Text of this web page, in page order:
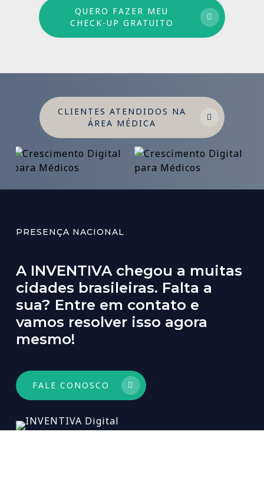
QUERO FAZER MEU
CHECK-UP GRATUITO
CLIENTES ATENDIDOS NA
ÁREA MÉDICA
PRESENÇA NACIONAL
A INVENTIVA chegou a muitas
cidades brasileiras. Falta a
sua? Entre em contato e
vamos resolver isso agora
mesmo!
FALE CONOSCO